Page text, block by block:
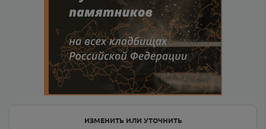
ИЗМЕНИТЬ ИЛИ УТОЧНИТЬ